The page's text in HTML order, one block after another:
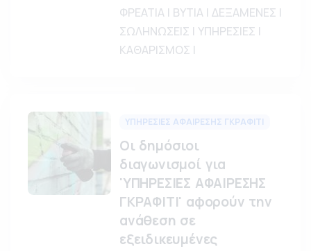
ΦΡΕΑΤΙΑ | ΒΥΤΙΑ | ΔΕΞΑΜΕΝΕΣ |
ΣΩΛΗΝΩΣΕΙΣ | ΥΠΗΡΕΣΙΕΣ |
ΚΑΘΑΡΙΣΜΟΣ |
ΥΠΗΡΕΣΙΕΣ ΑΦΑΙΡΕΣΗΣ ΓΚΡΑΦΙΤΙ
Οι δημόσιοι
διαγωνισμοί για
'ΥΠΗΡΕΣΙΕΣ ΑΦΑΙΡΕΣΗΣ
ΓΚΡΑΦΙΤΙ' αφορούν την
ανάθεση σε
εξειδικευμένες